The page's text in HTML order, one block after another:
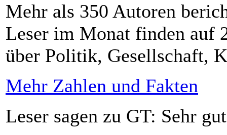
Mehr als 350 Autoren
Leser im Monat finden auf
über Politik, Gesellschaft,
Mehr Zahlen und Fakten
Leser sagen zu GT: Sehr